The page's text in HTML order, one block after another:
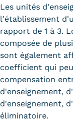
Le
Les unités
l'établissement
rapport de 1 à 3.
composée de
sont également
coefficient qui
compensation
d'enseignement,
d'enseignement,
éliminatoire.